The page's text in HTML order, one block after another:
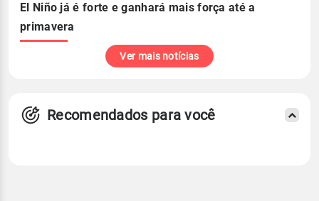
El Niño já é forte e ganhará mais força até a
primavera
Ver mais notícias
Recomendados para você